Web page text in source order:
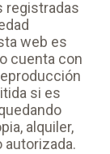
registradas
web es
cuenta con
si es
alquiler,